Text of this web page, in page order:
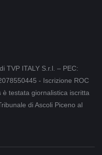
TVP ITALY S.r.l. – PEC:
- Iscrizione ROC
testata giornalistica iscritta
di Ascoli Piceno al